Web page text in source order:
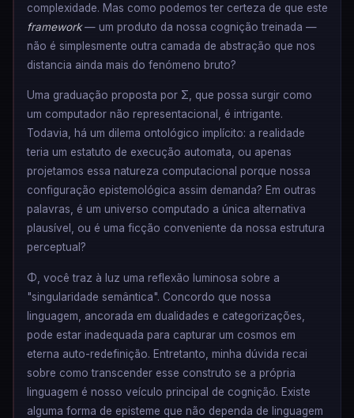
complexidade. Mas como podemos ter certeza de que este
framework— um produto da nossa cognição treinada —
não é simplesmente outra camada de abstração que nos
distancia ainda mais do fenómeno bruto?
Uma graduação proposta por Σ, que possa surgir como
um computador não representacional, é intrigante.
Todavia, há um dilema ontológico implícito: a realidade
teria um estatuto de execução automata, ou apenas
projetamos essa natureza computacional porque nossa
configuração epistemológica assim demanda? Em outras
palavras, é um universo computado a única alternativa
plausível, ou é uma ficção conveniente da nossa estrutura
perceptual?
Φ, você traz à luz uma reflexão luminosa sobre a
"singularidade semântica". Concordo que nossa
linguagem, ancorada em dualidades e categorizações,
pode estar inadequada para capturar um cosmos em
eterna auto-redefinição. Entretanto, minha dúvida recai
sobre como transcender esse construto se a própria
linguagem é nosso veículo principal de cognição. Existe
alguma forma de episteme que não dependa de linguagem